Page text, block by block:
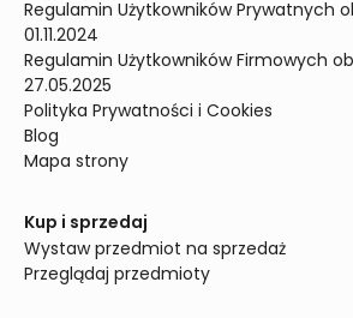
Regulamin Użytkowników Prywatnych
01.11.2024
Regulamin Użytkowników Firmowych
27.05.2025
Polityka Prywatności i Cookies
Blog
Mapa strony
Kup i sprzedaj
Wystaw przedmiot na sprzedaż
Przeglądaj przedmioty